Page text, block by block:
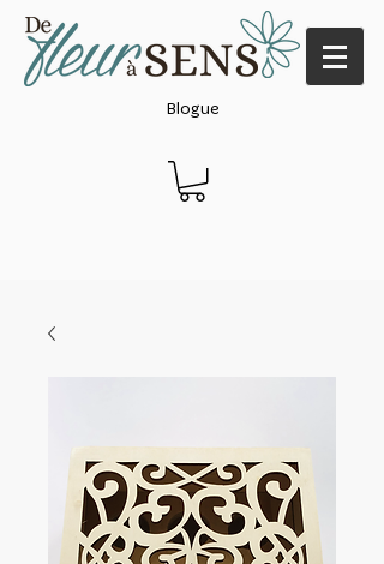
Blogue